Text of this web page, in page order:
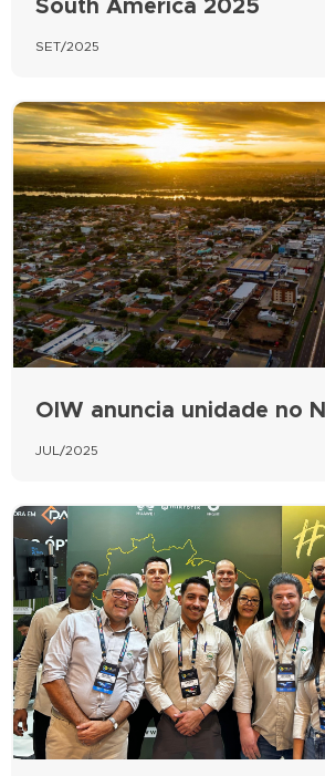
South America 2025
SET/2025
OIW anuncia unidade no
JUL/2025